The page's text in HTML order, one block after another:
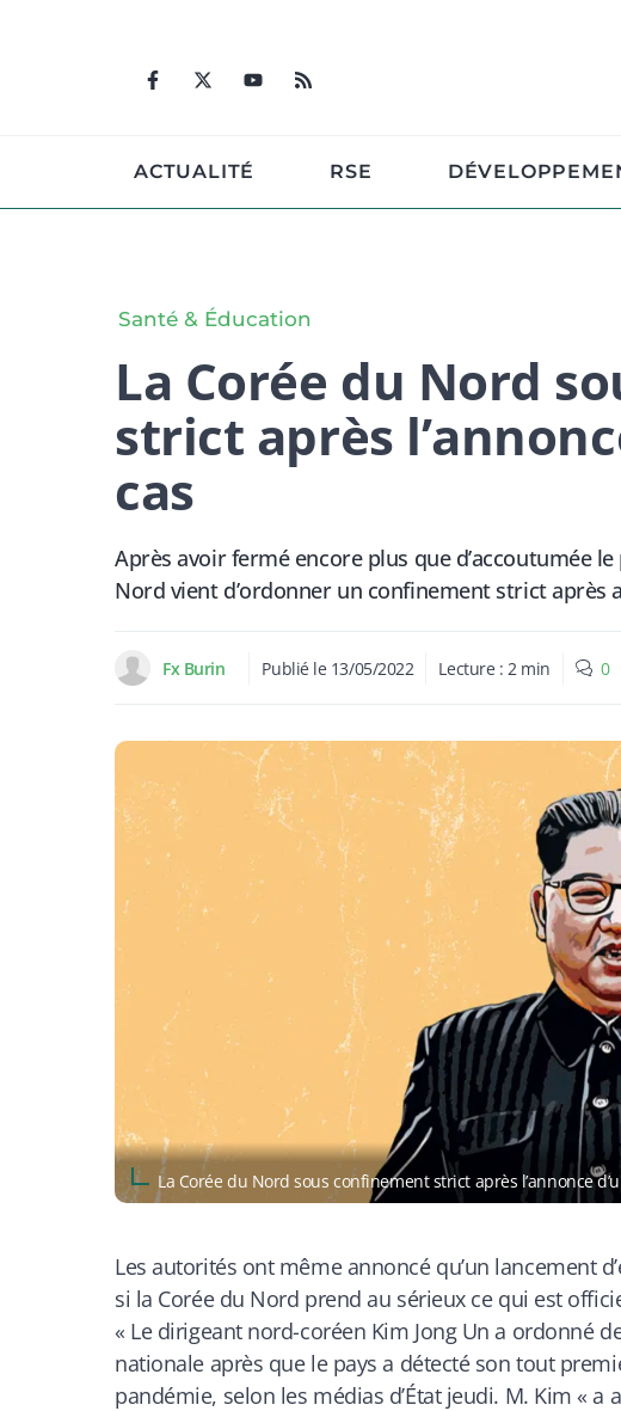
ACTUALITÉ RSE
Santé & Éducation
​La Corée du Nord
strict après
cas
Après avoir fermé encore plus que d’accoutumée
Nord vient d’ordonner un confinement strict après
Fx Burin Publié le 13/05/2022 Lecture : 2 min 0
​La Corée du Nord sous confinement strict après l’annonce
Les autorités ont même annoncé qu’un lancement
si la Corée du Nord prend au sérieux ce qui est
« Le dirigeant nord-coréen Kim Jong Un a ordonné
nationale après que le pays a détecté son tout
pandémie, selon les médias d’État jeudi. M. Kim «